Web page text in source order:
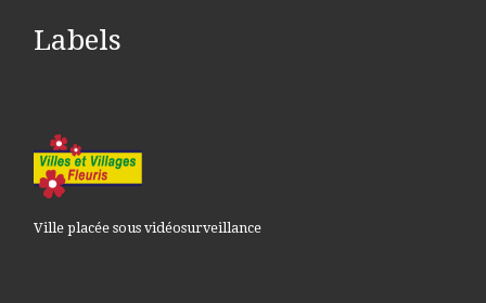
Labels
Ville placée sous vidéosurveillance